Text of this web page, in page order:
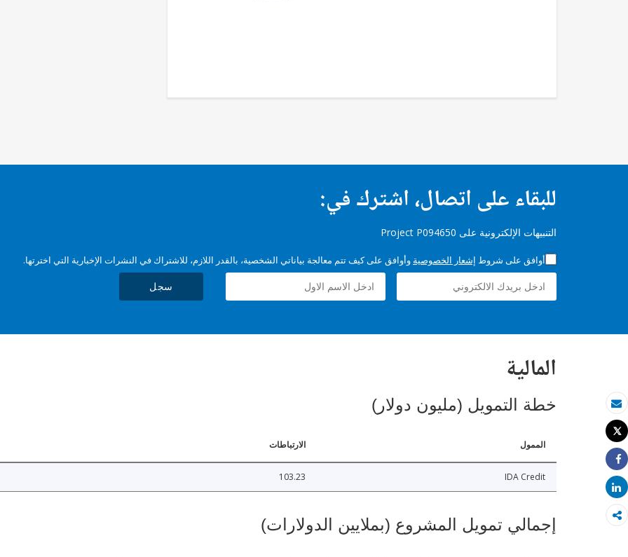
بريد الكتروني
طباعة
Tweet
Share
Share
للبقاء على اتصال، اشترك في:
التنبيهات الإلكترونية على Project P094650
أوافق على شروط إشعار الخصوصية وأوافق على كيف تتم معالجة بياناتي الشخصية، بالقدر اللازم، للاشتراك في النشرات الإخبارية التي اخترتها.
سجل
المالية
خطة التمويل (مليون دولار)
الممول الارتباطات
IDA Credit
103.23
إجمالي تمويل المشروع (بملايين الدولارات)